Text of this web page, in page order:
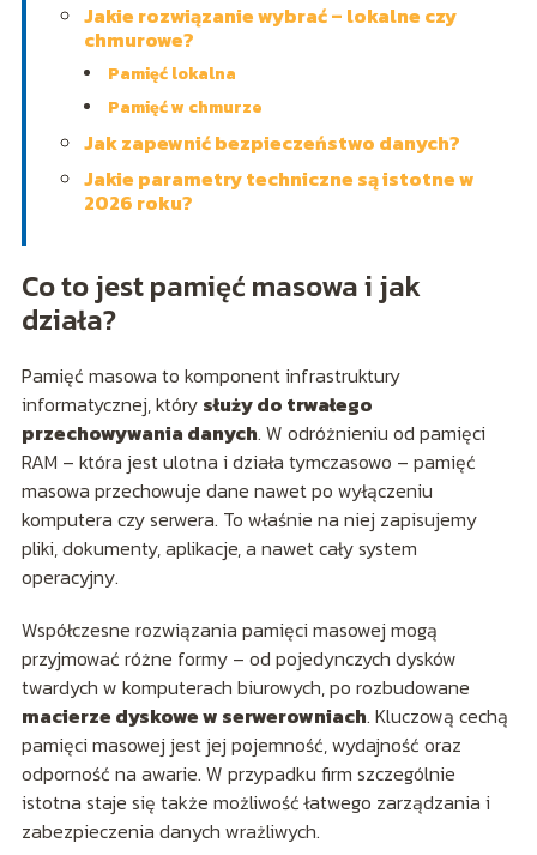
Jakie rozwiązanie wybrać – lokalne czy
chmurowe?
Pamięć lokalna
Pamięć w chmurze
Jak zapewnić bezpieczeństwo danych?
Jakie parametry techniczne są istotne w
2026 roku?
Co to jest pamięć masowa i jak
działa?
Pamięć masowa to komponent infrastruktury
informatycznej, który służy do trwałego
przechowywania danych. W odróżnieniu od pamięci
RAM – która jest ulotna i działa tymczasowo – pamięć
masowa przechowuje dane nawet po wyłączeniu
komputera czy serwera. To właśnie na niej zapisujemy
pliki, dokumenty, aplikacje, a nawet cały system
operacyjny.
Współczesne rozwiązania pamięci masowej mogą
przyjmować różne formy – od pojedynczych dysków
twardych w komputerach biurowych, po rozbudowane
macierze dyskowe w serwerowniach. Kluczową cechą
pamięci masowej jest jej pojemność, wydajność oraz
odporność na awarie. W przypadku firm szczególnie
istotna staje się także możliwość łatwego zarządzania i
zabezpieczenia danych wrażliwych.